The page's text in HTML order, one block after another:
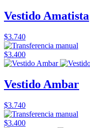
Vestido Amatista
$3.740
$3.400
Vestido Ambar
$3.740
$3.400